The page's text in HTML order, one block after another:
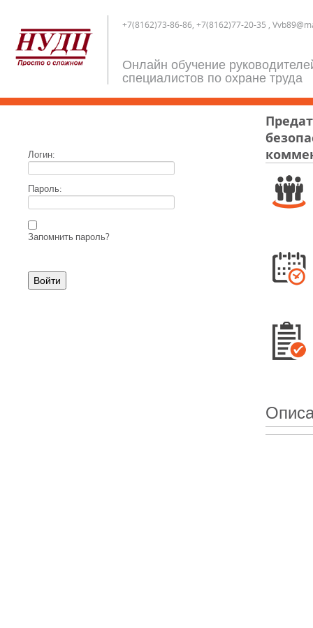
+7(8162)73-86-86, +7(8162)77-20-35 ,
Онлайн обучение
специалистов по охране труда
Логин:
Пароль:
Запомнить пароль?